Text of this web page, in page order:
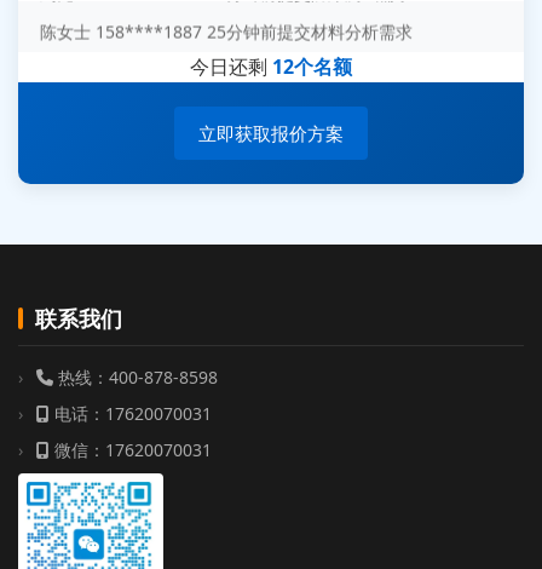
杨经理 187****6696 30分钟前提交无人机测试需求
今日还剩 12个名额
立即获取报价方案
联系我们
热线：400-878-8598
电话：17620070031
微信：17620070031